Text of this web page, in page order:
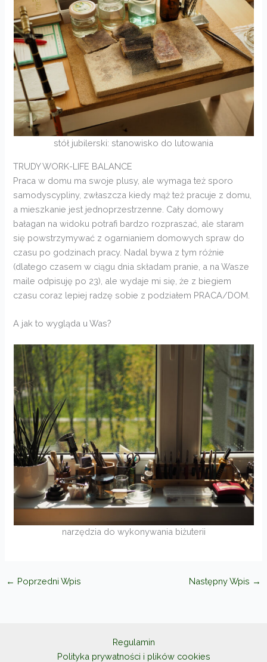
stół jubilerski: stanowisko do lutowania
TRUDY WORK-LIFE BALANCE
Praca w domu ma swoje plusy, ale wymaga też sporo
samodyscypliny, zwłaszcza kiedy mąż też pracuje z domu,
a mieszkanie jest jednoprzestrzenne. Cały domowy
bałagan na widoku potrafi bardzo rozpraszać, ale staram
się powstrzymywać z ogarnianiem domowych spraw do
czasu po godzinach pracy. Nadal bywa z tym różnie
(dlatego czasem w ciągu dnia składam pranie, a na Wasze
maile odpisuję po 23), ale wydaje mi się, że z biegiem
czasu coraz lepiej radzę sobie z podziałem PRACA/DOM.
A jak to wygląda u Was?
narzędzia do wykonywania biżuterii
← Poprzedni Wpis Następny Wpis →
Regulamin
Polityka prywatności i plików cookies